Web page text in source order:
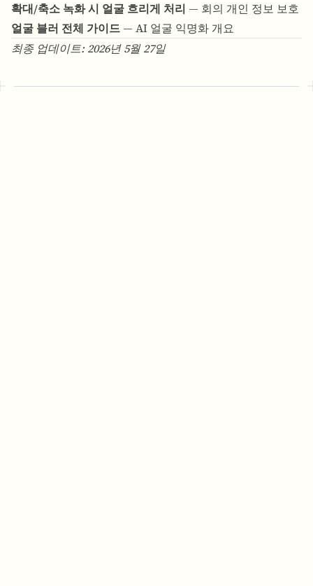
확대/축소 녹화 시 얼굴 흐리게 처리 — 회의 개인 정보 보호
얼굴 블러 전체 가이드 — AI 얼굴 익명화 개요
최종 업데이트: 2026년 5월 27일